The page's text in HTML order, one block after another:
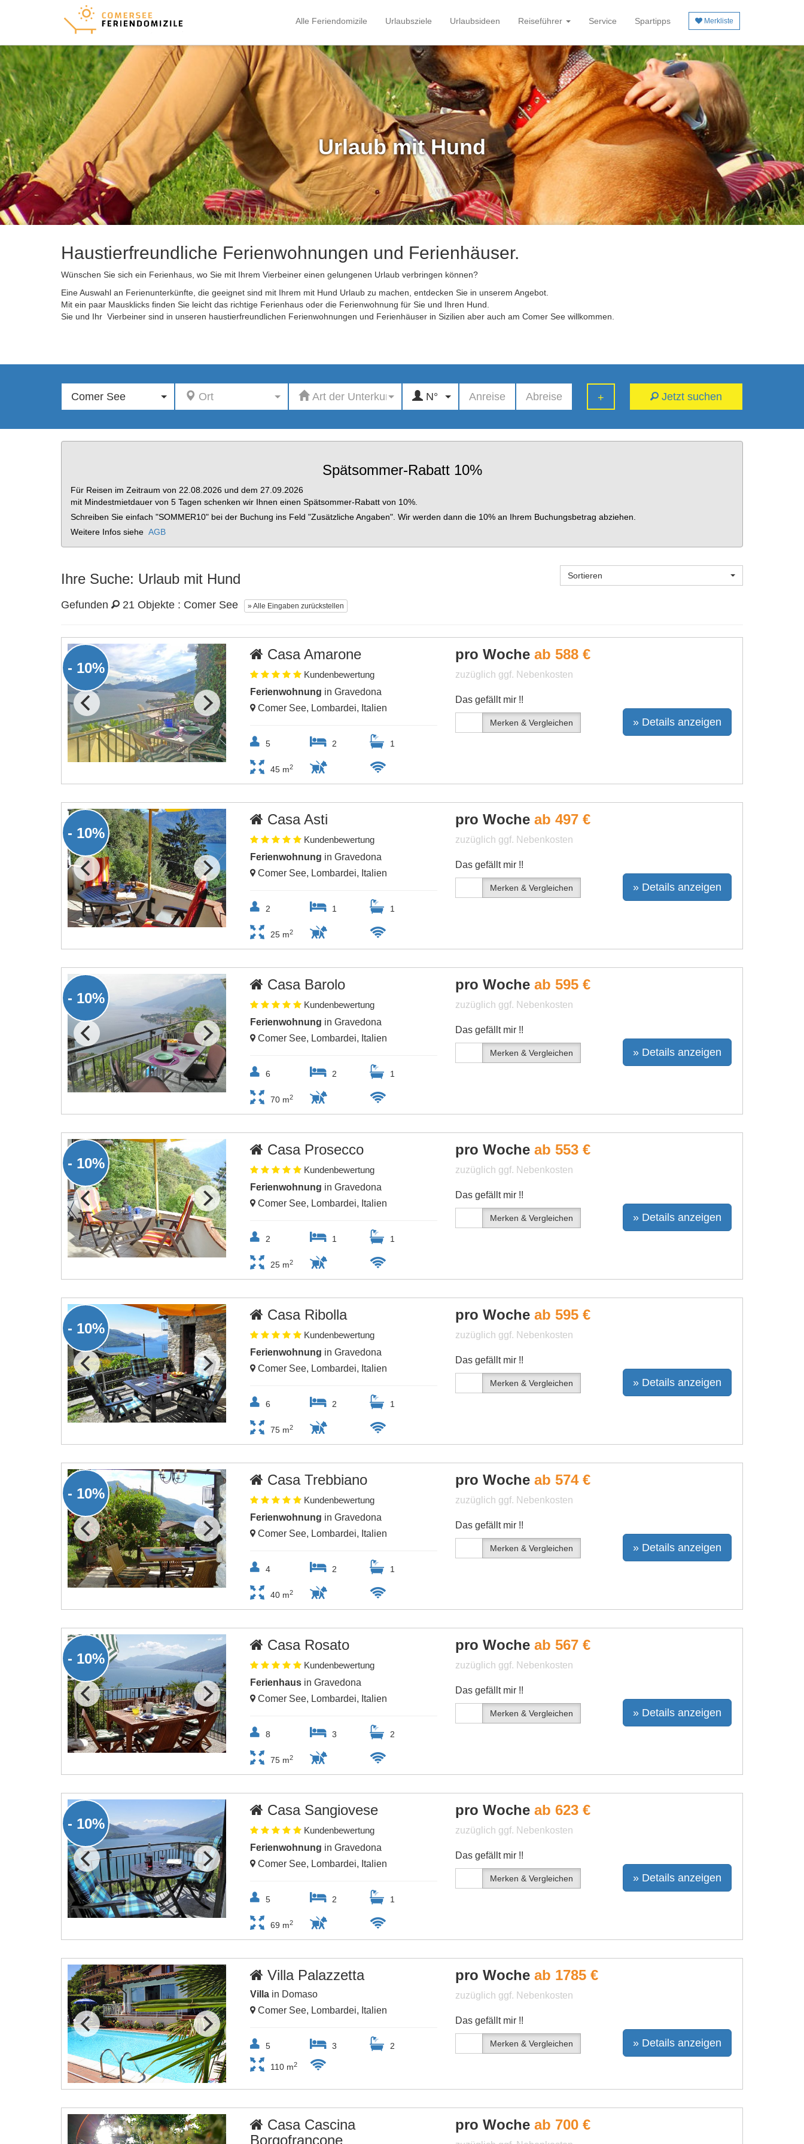
Alle Feriendomizile Urlaubsziele Urlaubsideen Reiseführer Service Spartipps Merkliste
Urlaub mit Hund
Haustierfreundliche Ferienwohnungen und Ferienhäuser.
Wünschen Sie sich ein Ferienhaus, wo Sie mit Ihrem Vierbeiner einen gelungenen Urlaub verbringen können?
Eine Auswahl an Ferienunterkünfte, die geeignet sind mit Ihrem mit Hund Urlaub zu machen, entdecken Sie in unserem Angebot.
Mit ein paar Mausklicks finden Sie leicht das richtige Ferienhaus oder die Ferienwohnung für Sie und Ihren Hund.
Sie und Ihr Vierbeiner sind in unseren haustierfreundlichen Ferienwohnungen und Ferienhäuser in Sizilien aber auch am Comer See willkommen.
Comer See Ort Art der Unterkunft N° + Jetzt suchen
Spätsommer-Rabatt 10%
Für Reisen im Zeitraum von 22.08.2026 und dem 27.09.2026
mit Mindestmietdauer von 5 Tagen schenken wir Ihnen einen Spätsommer-Rabatt von 10%.
Schreiben Sie einfach "SOMMER10" bei der Buchung ins Feld "Zusätzliche Angaben". Wir werden dann die 10% an Ihrem Buchungsbetrag abziehen.
Weitere Infos siehe AGB
Ihre Suche: Urlaub mit Hund Sortieren
Gefunden 21 Objekte : Comer See » Alle Eingaben zurückstellen
- 10%
Casa Amarone
Kundenbewertung
Ferienwohnung in Gravedona
Comer See, Lombardei, Italien
5 2 1
45 m2
pro Woche ab 588 €
zuzüglich ggf. Nebenkosten
Das gefällt mir !!
Merken & Vergleichen » Details anzeigen
- 10%
Casa Asti
Kundenbewertung
Ferienwohnung in Gravedona
Comer See, Lombardei, Italien
2 1 1
25 m2
pro Woche ab 497 €
zuzüglich ggf. Nebenkosten
Das gefällt mir !!
Merken & Vergleichen » Details anzeigen
- 10%
Casa Barolo
Kundenbewertung
Ferienwohnung in Gravedona
Comer See, Lombardei, Italien
6 2 1
70 m2
pro Woche ab 595 €
zuzüglich ggf. Nebenkosten
Das gefällt mir !!
Merken & Vergleichen » Details anzeigen
- 10%
Casa Prosecco
Kundenbewertung
Ferienwohnung in Gravedona
Comer See, Lombardei, Italien
2 1 1
25 m2
pro Woche ab 553 €
zuzüglich ggf. Nebenkosten
Das gefällt mir !!
Merken & Vergleichen » Details anzeigen
- 10%
Casa Ribolla
Kundenbewertung
Ferienwohnung in Gravedona
Comer See, Lombardei, Italien
6 2 1
75 m2
pro Woche ab 595 €
zuzüglich ggf. Nebenkosten
Das gefällt mir !!
Merken & Vergleichen » Details anzeigen
- 10%
Casa Trebbiano
Kundenbewertung
Ferienwohnung in Gravedona
Comer See, Lombardei, Italien
4 2 1
40 m2
pro Woche ab 574 €
zuzüglich ggf. Nebenkosten
Das gefällt mir !!
Merken & Vergleichen » Details anzeigen
- 10%
Casa Rosato
Kundenbewertung
Ferienhausin Gravedona
Comer See, Lombardei, Italien
8 3 2
75 m2
pro Woche ab 567 €
zuzüglich ggf. Nebenkosten
Das gefällt mir !!
Merken & Vergleichen » Details anzeigen
- 10%
Casa Sangiovese
Kundenbewertung
Ferienwohnung in Gravedona
Comer See, Lombardei, Italien
5 2 1
69 m2
pro Woche ab 623 €
zuzüglich ggf. Nebenkosten
Das gefällt mir !!
Merken & Vergleichen » Details anzeigen
Villa Palazzetta
Villain Domaso
Comer See, Lombardei, Italien
5 3 2
110 m2
pro Woche ab 1785 €
zuzüglich ggf. Nebenkosten
Das gefällt mir !!
Merken & Vergleichen » Details anzeigen
Casa Cascina
Borgofrancone
pro Woche ab 700 €